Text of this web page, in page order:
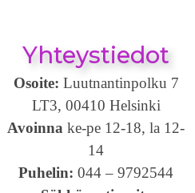
Yhteystiedot
Osoite: Luutnantinpolku 7
LT3, 00410 Helsinki
Avoinna ke-pe 12-18, la 12-
14
Puhelin: 044 – 9792544